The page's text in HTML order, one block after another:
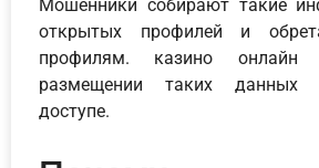
Мошенники собирают такие
открытых профилей и
профилям. казино онлайн
размещении таких данных
доступе.